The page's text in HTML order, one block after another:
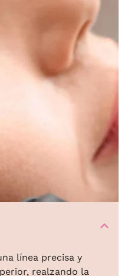
línea precisa y
realzando la